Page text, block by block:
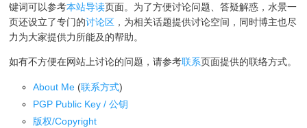
键词可以参考本站导读页面。为了方便讨论问题、答疑解惑，水景一
页还设立了专门的讨论区 ，为相关话题提供讨论空间，同时博主也尽
力为大家提供力所能及的帮助。
如有不方便在网站上讨论的问题，请参考联系页面提供的联络方式。
About Me (联系方式)
PGP Public Key / 公钥
版权/Copyright